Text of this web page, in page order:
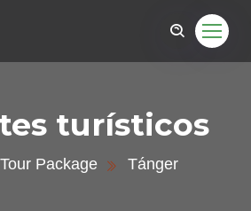
turísticos
Tour Package Tánger